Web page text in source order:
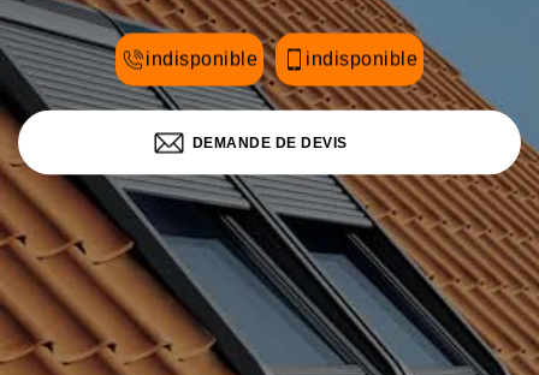
indisponible indisponible
DEMANDE DE DEVIS